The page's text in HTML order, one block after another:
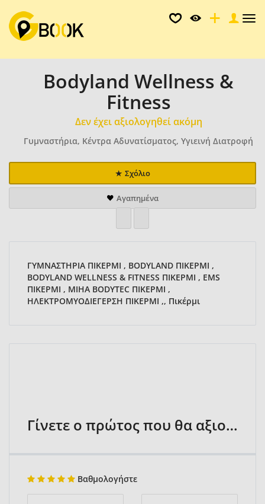
Bodyland Wellness &
Fitness
Δεν έχει αξιολογηθεί ακόμη
Γυμναστήρια, Κέντρα Αδυνατίσματος, Υγιεινή Διατροφή
Σχόλιο
Αγαπημένα
ΓΥΜΝΑΣΤΗΡΙΑ ΠΙΚΕΡΜΙ , BODYLAND ΠΙΚΕΡΜΙ ,
BODYLAND WELLNESS & FITNESS ΠΙΚΕΡΜΙ , ΕMS
ΠΙΚΕΡΜΙ , MIHA BODYTEC ΠΙΚΕΡΜΙ ,
ΗΛΕΚΤΡΟΜΥΟΔΙΕΓΕΡΣΗ ΠΙΚΕΡΜΙ ,, Πικέρμι
Γίνετε ο πρώτος που θα αξιολογήσει
Βαθμολογήστε